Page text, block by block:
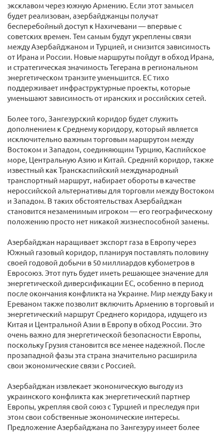
эксклавом через южную Армению. Если этот замысел
будет реализован, азербайджанцы получат
бесперебойный доступ к Нахичевани — впервые с
советских времен. Тем самым будут укреплены связи
между Азербайджаном и Турцией, и снизится зависимость
от Ирана и России. Новые маршруты пойдут в обход Ирана,
и стратегическая значимость Тегерана в региональном
энергетическом транзите уменьшится. ЕС тихо
поддерживает инфраструктурные проекты, которые
уменьшают зависимость от иранских и российских сетей.
Более того, Зангезурский коридор будет служить
дополнением к Среднему коридору, который является
исключительно важным торговым маршрутом между
Востоком и Западом, соединяющим Турцию, Каспийское
море, Центральную Азию и Китай. Средний коридор, также
известный как Транскаспийский международный
транспортный маршрут, набирает обороты в качестве
нероссийской альтернативы для торговли между Востоком
и Западом. В таких обстоятельствах Азербайджан
становится незаменимым игроком — его географическому
положению просто нет никакой жизнеспособной замены.
Азербайджан наращивает экспорт газа в Европу через
Южный газовый коридор, планируя поставлять половину
своей годовой добычи в 50 миллиардов кубометров в
Евросоюз. Этот путь будет иметь решающее значение для
энергетической диверсификации ЕС, особенно в период
после окончания конфликта на Украине. Мир между Баку и
Ереваном также позволит включить Армению в торговый и
энергетический маршрут Среднего коридора, идущего из
Китая и Центральной Азии в Европу в обход России. Это
очень важно для энергетической безопасности Европы,
поскольку Грузия становится все менее надежной. После
прозападной фазы эта страна значительно расширила
свои экономические связи с Россией.
Азербайджан извлекает экономическую выгоду из
украинского конфликта как энергетический партнер
Европы, укрепляя свой союз с Турцией и преследуя при
этом свои собственные экономические интересы.
Предложение Азербайджана по Зангезуру имеет более